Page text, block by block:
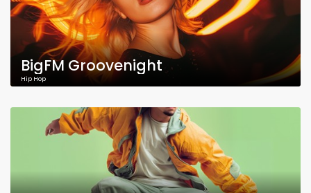
BigFM Groovenight
Hip Hop